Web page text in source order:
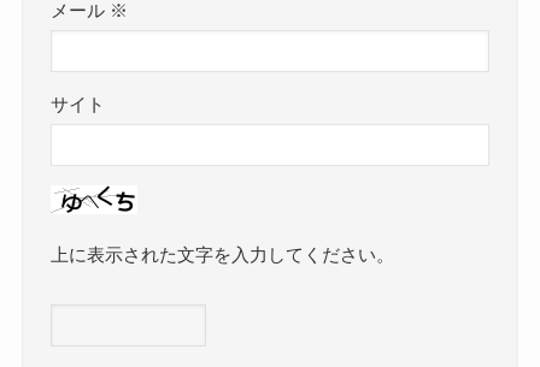
メール ※
サイト
上に表示された文字を入力してください。